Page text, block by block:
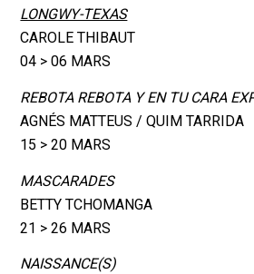
LONGWY-TEXAS
CAROLE THIBAUT
04 > 06 MARS
REBOTA REBOTA Y EN TU CARA
AGNÉS MATTEUS / QUIM TARRIDA
15 > 20 MARS
MASCARADES
BETTY TCHOMANGA
21 > 26 MARS
NAISSANCE(S)